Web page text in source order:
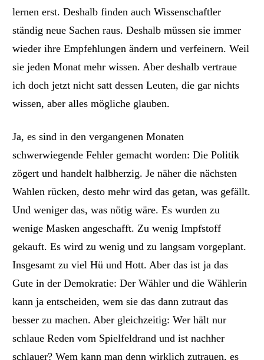
lernen erst. Deshalb finden auch Wissenschaftler
ständig neue Sachen raus. Deshalb müssen sie immer
wieder ihre Empfehlungen ändern und verfeinern. Weil
sie jeden Monat mehr wissen. Aber deshalb vertraue
ich doch jetzt nicht satt dessen Leuten, die gar nichts
wissen, aber alles mögliche glauben.
Ja, es sindin den vergangenen Monaten
schwerwiegende Fehler gemacht worden: Die Politik
zögert und handelt halbherzig. Je näher die nächsten
Wahlen rücken, desto mehr wird das getan, was gefällt.
Und weniger das, was nötig wäre. Es wurden zu
wenige Masken angeschafft. Zu wenig Impfstoff
gekauft. Es wird zu wenig und zu langsam vorgeplant.
Insgesamt zu viel Hü und Hott. Aber das ist ja das
Gute in der Demokratie: Der Wähler und die Wählerin
kann ja entscheiden, wem sie das dann zutraut das
besser zu machen.Aber gleichzeitig: Wer hält nur
schlaue Reden vom Spielfeldrand und ist nachher
schlauer?Wem kann man denn wirklich zutrauen, es